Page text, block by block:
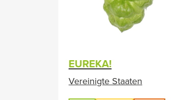
EUREKA!
Vereinigte Staaten